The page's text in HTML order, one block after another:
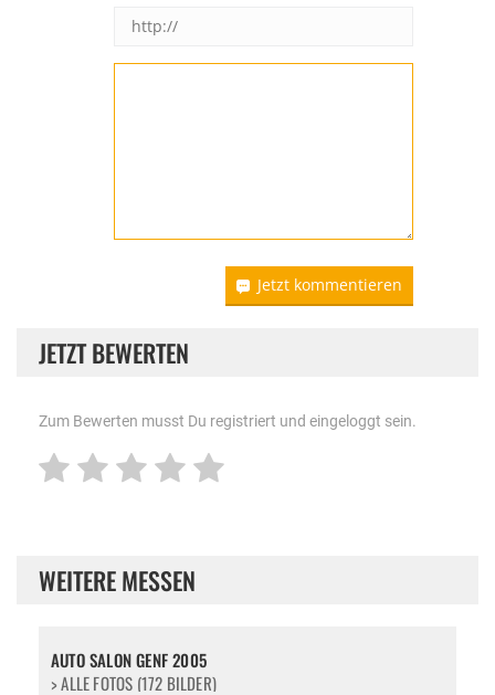
Jetzt kommentieren
JETZT BEWERTEN
Zum Bewerten musst Du registriert und eingeloggt sein.
WEITERE MESSEN
AUTO SALON GENF 2005
> ALLE FOTOS (172 BILDER)